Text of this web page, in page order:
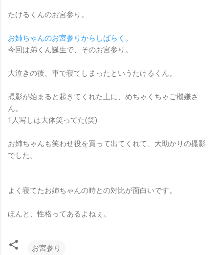
たけるくんのお宮参り。
お姉ちゃんのお宮参りからしばらく。
今回は弟くん誕生で、そのお宮参り。
大泣きの後、車で寝てしまったというたけるくん。
撮影が始まると起きてくれた上に、めちゃくちゃご機嫌さ
ん。
1人写しは大体笑ってた(笑)
お姉ちゃんも笑わせ役を買って出てくれて、大助かりの撮影
でした。
よく寝てたお姉ちゃんの時との対比が面白いです。
ほんと、性格ってあるよねぇ。
お宮参り